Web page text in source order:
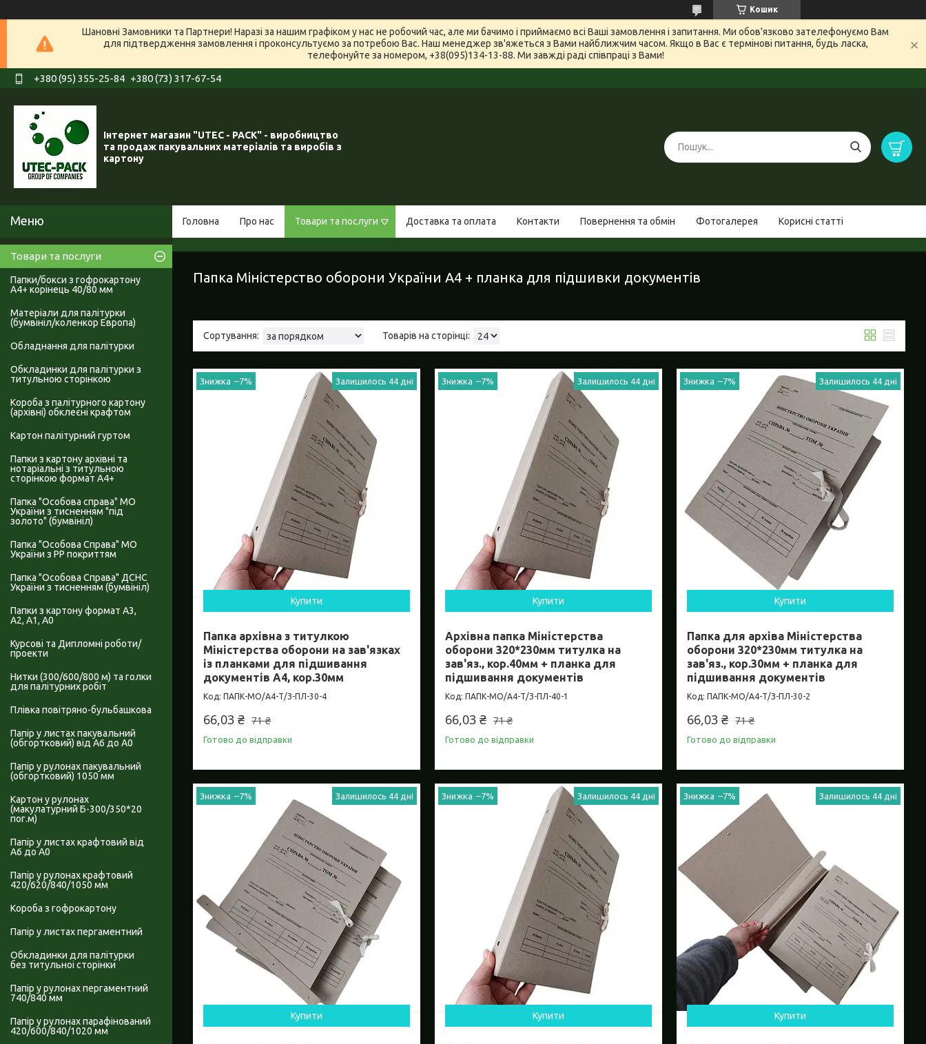
Кошик
Шановні Замовники та Партнери! Наразі за нашим графіком у нас не робочий час, але ми бачимо і приймаємо всі Ваші замовлення і запитання. Ми обов'язково зателефонуємо Вам
для підтвердження замовлення і проконсультуємо за потребою Вас. Наш менеджер зв'яжеться з Вами найближчим часом. Якщо в Вас є термінові питання, будь ласка,
телефонуйте за номером, +38(095)134-13-88. Ми завжді раді співпраці з Вами!
+380 (95) 355-25-84 +380 (73) 317-67-54
Інтернет магазин "UTEC - PACK" - виробництво
та продаж пакувальних матеріалів та виробів з
картону
Головна Про нас Товари та послуги Доставка та оплата Контакти Повернення та обмін Фотогалерея Корисні статті
Папка Міністерство оборони України А4 + планка для підшивки документів
–7% Залишилось 44 дні
Купити
Папка архівна з титулкою
Міністерства оборони на зав'язках
із планками для підшивання
документів А4, кор.30мм
ПАПК-МО/А4-Т/З-ПЛ-30-4
71 ₴
66,03 ₴
Готово до відправки
–7% Залишилось 44 дні
Купити
Архівна папка Міністерства
оборони 320*230мм титулка на
зав'яз., кор.40мм + планка для
підшивання документів
ПАПК-МО/А4-Т/З-ПЛ-40-1
71 ₴
66,03 ₴
Готово до відправки
–7% Залишилось 44 дні
Купити
Папка для архіва Міністерства
оборони 320*230мм титулка на
зав'яз., кор.30мм + планка для
підшивання документів
ПАПК-МО/А4-Т/З-ПЛ-30-2
71 ₴
66,03 ₴
Готово до відправки
–7% Залишилось 44 дні
Купити
–7% Залишилось 44 дні
Купити
–7% Залишилось 44 дні
Купити
Товари та послуги
Папки/бокси з гофрокартону
А4+ корінець 40/80 мм
Матеріали для палітурки
(бумвініл/коленкор Европа)
Обладнання для палітурки
Обкладинки для палітурки з
титульною сторінкою
Короба з палітурного картону
(архівні) обклеєні крафтом
Картон палітурний гуртом
Папки з картону архівні та
нотаріальні з титульною
сторінкою формат А4+
Папка "Особова справа" МО
України з тисненням "під
золото" (бумвініл)
Папка "Особова Справа" МО
України з PP покриттям
Папка "Особова Справа" ДСНС
України з тисненням (бумвініл)
Папки з картону формат А3,
А2, А1, А0
Курсові та Дипломні роботи/
проекти
Нитки (300/600/800 м) та голки
для палітурних робіт
Плівка повітряно-бульбашкова
Папір у листах пакувальний
(обгортковий) від А6 до А0
Папір у рулонах пакувальний
(обгортковий) 1050 мм
Картон у рулонах
(макулатурний Б-300/350*20
пог.м)
Папір у листах крафтовий від
А6 до А0
Папір у рулонах крафтовий
420/620/840/1050 мм
Короба з гофрокартону
Папір у листах пергаментний
Обкладинки для палітурки
без титульноі сторінки
Папір у рулонах пергаментний
740/840 мм
Папір у рулонах парафінований
420/600/840/1020 мм